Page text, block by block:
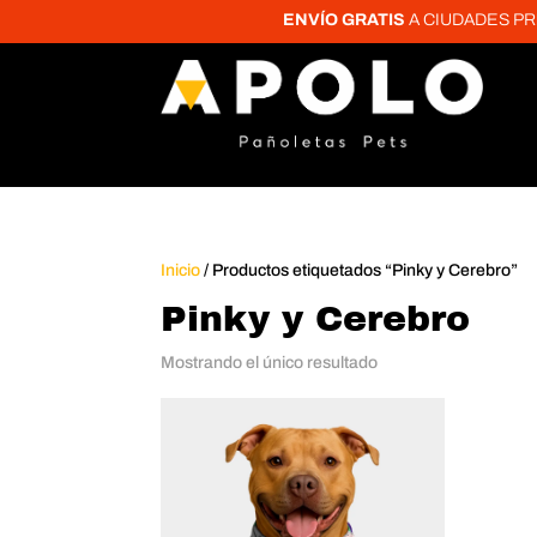
ENVÍO GRATISA CIUDADES
Inicio / Productos etiquetados “Pinky y Cerebro”
Pinky y Cerebro
Mostrando el único resultado